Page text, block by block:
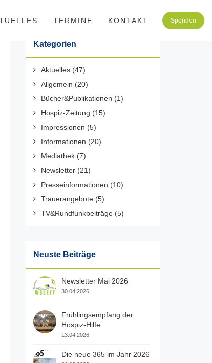
Spenden
TERMINE KONTAKT
Kategorien
Aktuelles(47)
Allgemein (20)
Bücher&Publikationen (1)
Hospiz-Zeitung (15)
Impressionen (5)
Informationen (20)
Mediathek(7)
Newsletter(21)
Presseinformationen (10)
Trauerangebote(5)
TV&Rundfunkbeiträge(5)
Neuste Beiträge
Newsletter Mai 2026
30.04.2026
Frühlingsempfang der
Hospiz-Hilfe
13.04.2026
Die neue 365 im Jahr 2026